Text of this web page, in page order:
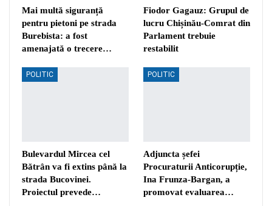
Mai multă siguranță
pentru pietoni pe strada
Burebista: a fost
amenajată o trecere…
Fiodor Gagauz: Grupul de
lucru Chișinău-Comrat din
Parlament trebuie
restabilit
POLITIC
Bulevardul Mircea cel
Bătrân va fi extins până la
strada Bucovinei.
Proiectul prevede…
POLITIC
Adjuncta șefei
Procuraturii Anticorupție,
Ina Frunza-Bargan, a
promovat evaluarea…